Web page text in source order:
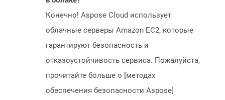
Конечно! Aspose Cloud использует
облачные серверы Amazon EC2, которые
гарантируют безопасность и
отказоустойчивость сервиса. Пожалуйста,
прочитайте больше о [методах
обеспечения безопасности Aspose]